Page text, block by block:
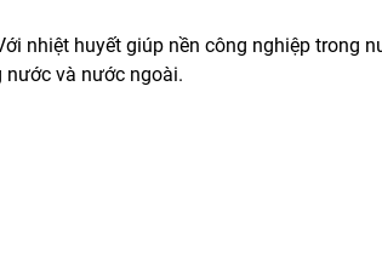
nhiệt huyết giúp nền công nghiệp trong
nước và nước ngoài.